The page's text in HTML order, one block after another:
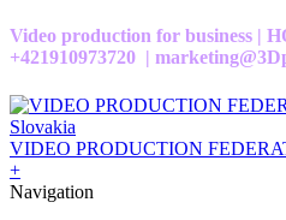
Video production for business |
+421910973720 |
VIDEO PRODUCTION
+
Navigation